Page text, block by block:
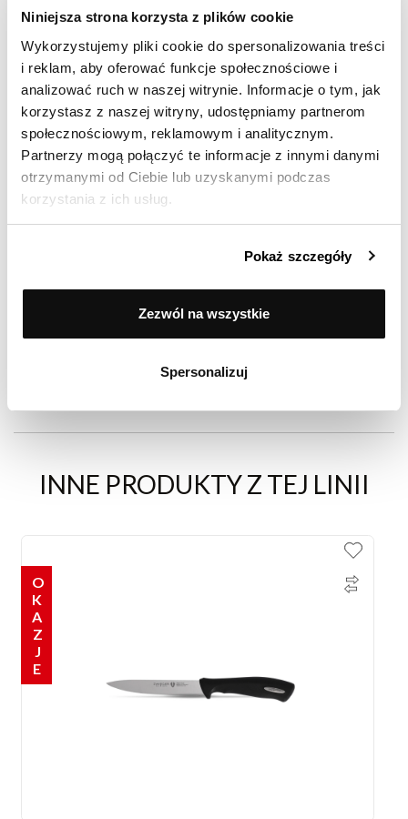
Niniejsza strona korzysta z plików cookie
Wykorzystujemy pliki cookie do spersonalizowania treści
i reklam, aby oferować funkcje społecznościowe i
analizować ruch w naszej witrynie. Informacje o tym, jak
korzystasz z naszej witryny, udostępniamy partnerom
społecznościowym, reklamowym i analitycznym.
Partnerzy mogą połączyć te informacje z innymi danymi
otrzymanymi od Ciebie lub uzyskanymi podczas
korzystania z ich usług.
Pokaż szczegóły
Zezwól na wszystkie
Spersonalizuj
Anna
Ocenił(a) produkt na
Opinia zamieszczona 02.02.2025
Super nóż do codziennego użytku dla każdego!
(Based on 5519 Reviews)
INNE PRODUKTY Z TEJ LINII
OKAZJE